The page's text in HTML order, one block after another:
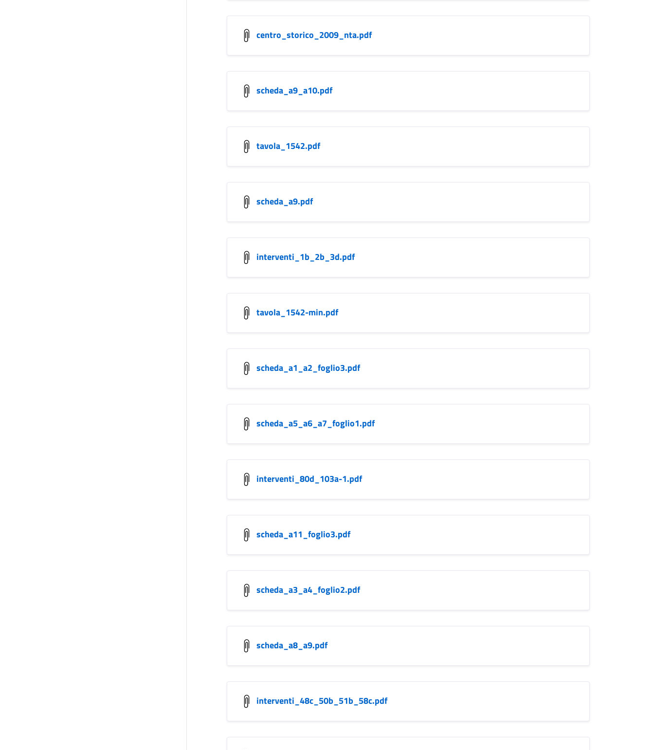
centro_storico_2009_nta.pdf
scheda_a9_a10.pdf
tavola_1542.pdf
scheda_a9.pdf
interventi_1b_2b_3d.pdf
tavola_1542-min.pdf
scheda_a1_a2_foglio3.pdf
scheda_a5_a6_a7_foglio1.pdf
interventi_80d_103a-1.pdf
scheda_a11_foglio3.pdf
scheda_a3_a4_foglio2.pdf
scheda_a8_a9.pdf
interventi_48c_50b_51b_58c.pdf